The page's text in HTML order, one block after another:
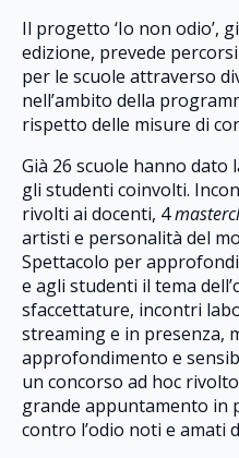
Il progetto ‘Io non odio’,
edizione, prevede
per le scuole attraverso
nell’ambito della
rispetto delle misure di
Già 26 scuole hanno dato
gli studenti coinvolti.
rivolti ai docenti, 4
artisti e personalità del
Spettacolo per
e agli studenti il tema
sfaccettature, incontri
streaming e in presenza,
approfondimento e
un concorso ad hoc
grande appuntamento in
contro l’odio noti e amati